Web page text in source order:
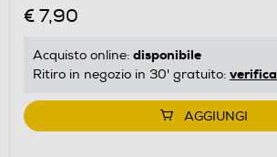
€ 7,90
Acquisto online: disponibile
Ritiro in negozio in 30' gratuito: verifica
AGGIUNGI